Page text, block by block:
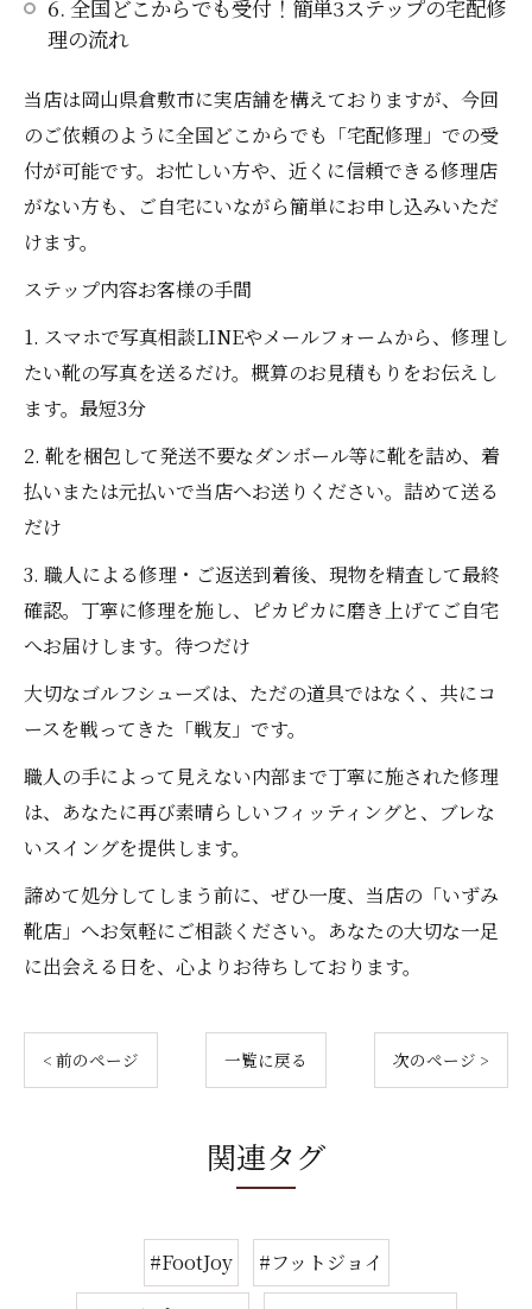
6. 全国どこからでも受付！簡単3ステップの宅配修
理の流れ
当店は岡山県倉敷市に実店舗を構えておりますが、今回
のご依頼のように全国どこからでも「宅配修理」での受
付が可能です。お忙しい方や、近くに信頼できる修理店
がない方も、ご自宅にいながら簡単にお申し込みいただ
けます。
ステップ内容お客様の手間
1. スマホで写真相談LINEやメールフォームから、修理し
たい靴の写真を送るだけ。概算のお見積もりをお伝えし
ます。最短3分
2. 靴を梱包して発送不要なダンボール等に靴を詰め、着
払いまたは元払いで当店へお送りください。詰めて送る
だけ
3. 職人による修理・ご返送到着後、現物を精査して最終
確認。丁寧に修理を施し、ピカピカに磨き上げてご自宅
へお届けします。待つだけ
大切なゴルフシューズは、ただの道具ではなく、共にコ
ースを戦ってきた「戦友」です。
職人の手によって見えない内部まで丁寧に施された修理
は、あなたに再び素晴らしいフィッティングと、ブレな
いスイングを提供します。
諦めて処分してしまう前に、ぜひ一度、当店の「いずみ
靴店」へお気軽にご相談ください。あなたの大切な一足
に出会える日を、心よりお待ちしております。
< 前のページ 一覧に戻る 次のページ >
関連タグ
#FootJoy
#フットジョイ